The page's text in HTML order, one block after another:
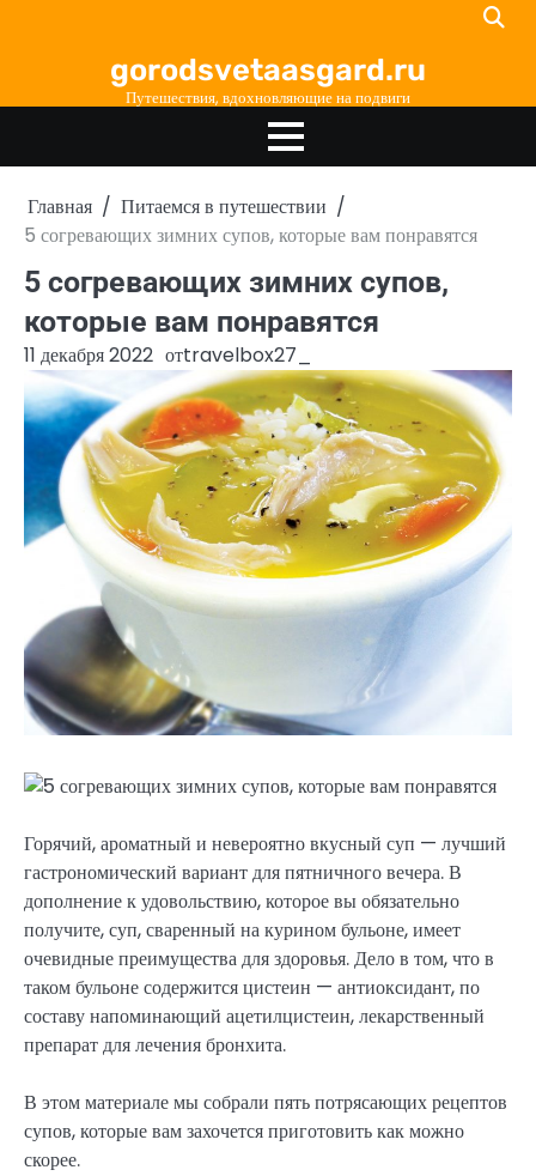
gorodsvetaasgard.ru
Путешествия, вдохновляющие на подвиги
Главная
Питаемся в путешествии
5 согревающих зимних супов, которые вам понравятся
5 согревающих зимних супов,
которые вам понравятся
11 декабря 2022 отtravelbox27_
Горячий, ароматный и невероятно вкусный суп — лучший
гастрономический вариант для пятничного вечера. В
дополнение к удовольствию, которое вы обязательно
получите, суп, сваренный на курином бульоне, имеет
очевидные преимущества для здоровья. Дело в том, что в
таком бульоне содержится цистеин — антиоксидант, по
составу напоминающий ацетилцистеин, лекарственный
препарат для лечения бронхита.
В этом материале мы собрали пять потрясающих рецептов
супов, которые вам захочется приготовить как можно
скорее.